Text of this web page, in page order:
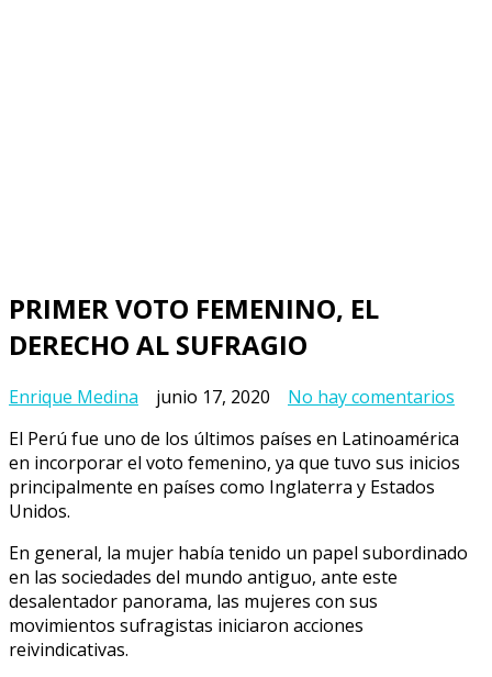
PRIMER VOTO FEMENINO, EL
DERECHO AL SUFRAGIO
Enrique Medina junio 17, 2020 No hay comentarios
AL
El Perú fue uno de los últimos países en Latinoamérica
en incorporar el voto femenino, ya que tuvo sus inicios
principalmente en países como Inglaterra y Estados
Unidos.
En general, la mujer había tenido un papel subordinado
en las sociedades del mundo antiguo, ante este
desalentador panorama, las mujeres con sus
movimientos sufragistas iniciaron acciones
reivindicativas.